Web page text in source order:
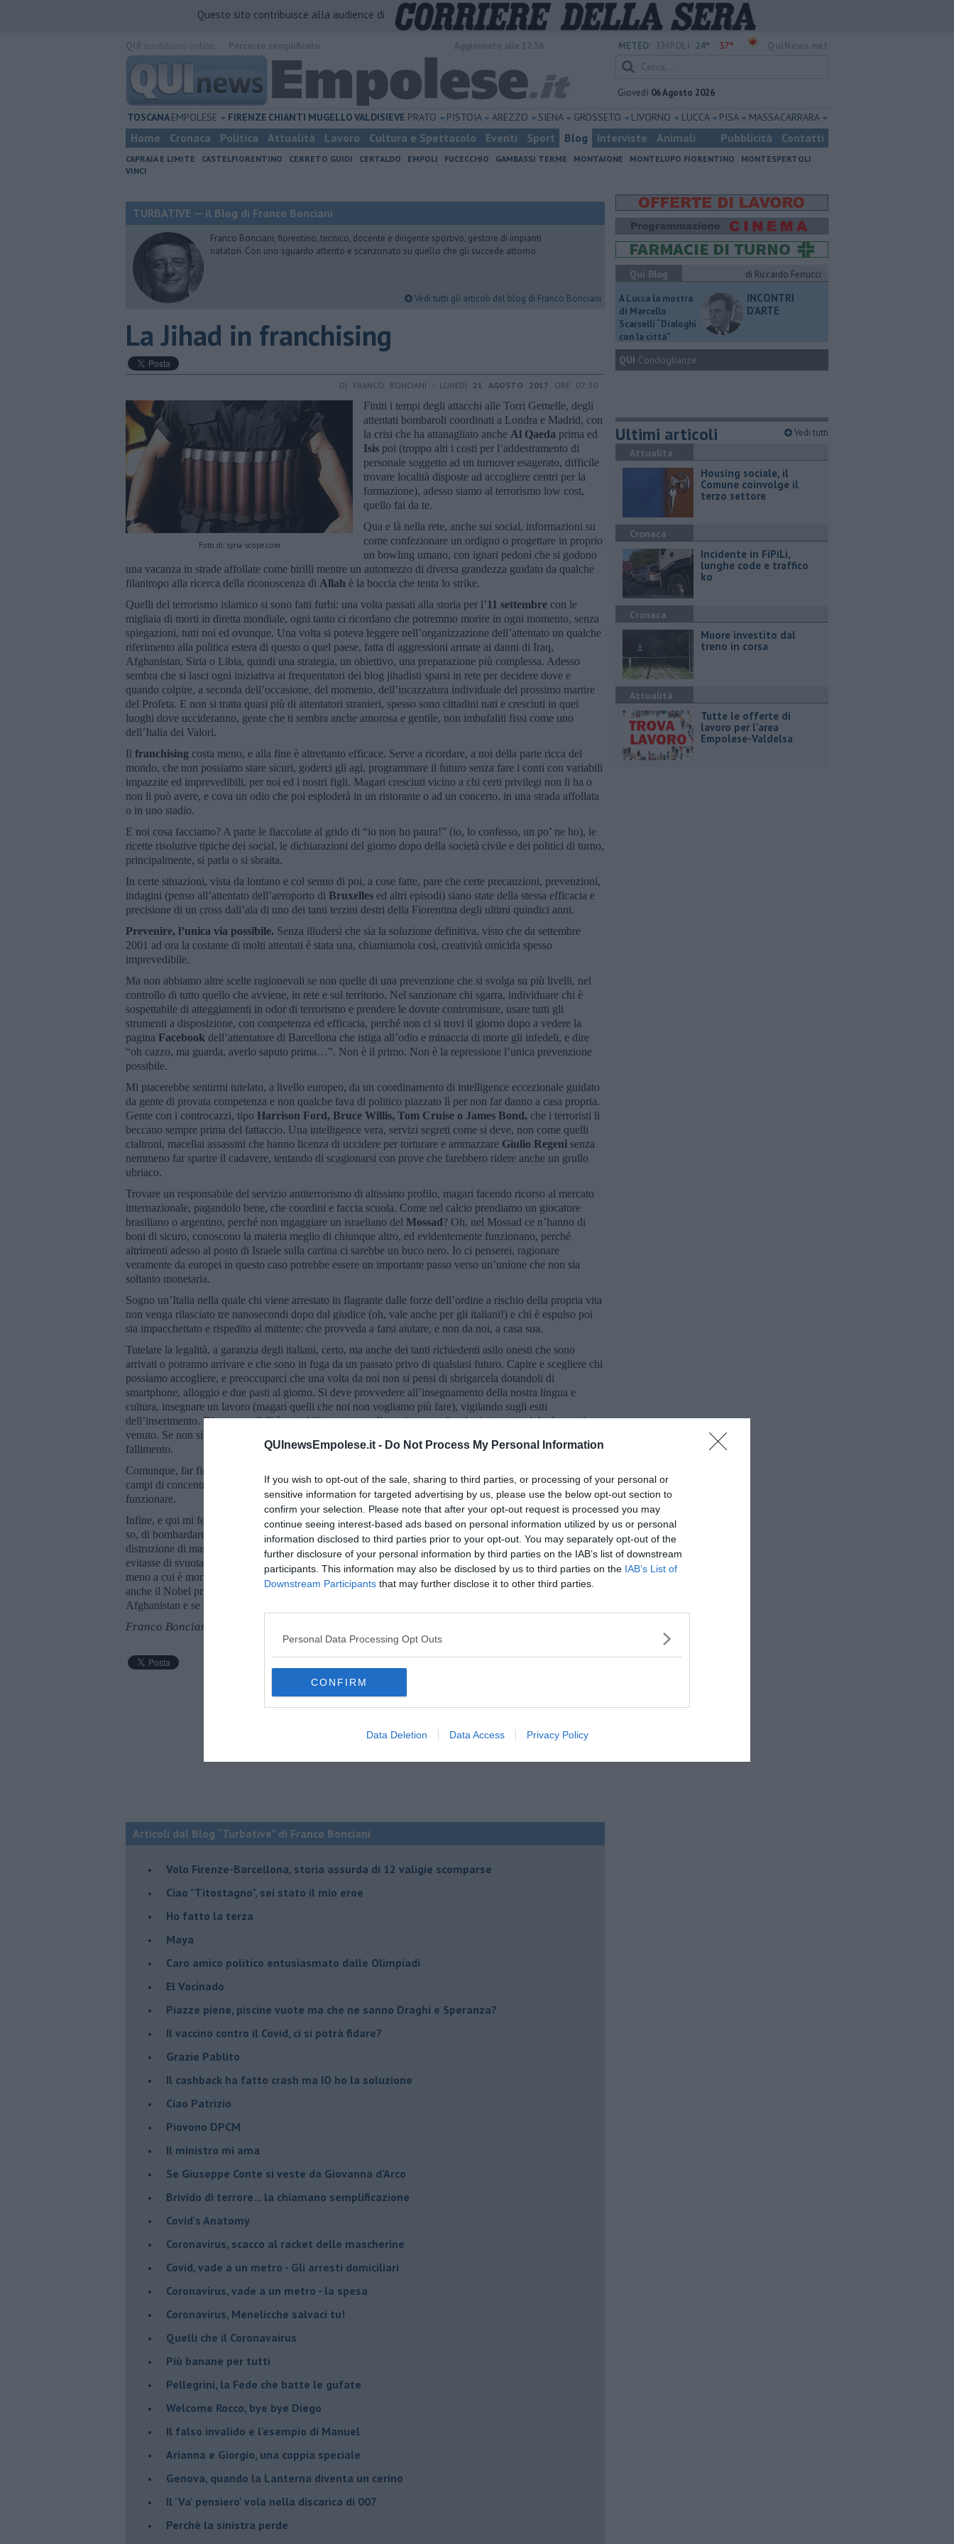
QUInewsEmpolese.it - Do Not Process My Personal Information
If you wish to opt-out of the sale, sharing to third parties, or processing of your personal or
sensitive information for targeted advertising by us, please use the below opt-out section to
confirm your selection. Please note that after your opt-out request is processed you may
continue seeing interest-based ads based on personal information utilized by us or personal
information disclosed to third parties prior to your opt-out. You may separately opt-out of the
further disclosure of your personal information by third parties on the IAB’s list of downstream
participants. This information may also be disclosed by us to third parties on the IAB’s List of
Downstream Participants that may further disclose it to other third parties.
Personal Data Processing Opt Outs
CONFIRM
Data Deletion Data Access Privacy Policy
Questo sito contribuisce alla audience di
METEO: 24° 37°
Giovedì 06 Agosto 2026
TOSCANAEMPOLESE FIRENZE CHIANTI MUGELLOVALDISIEVE PRATO PISTOIA AREZZO SIENA GROSSETO LIVORNO LUCCA PISA MASSA CARRARA
Home Cronaca Politica Attualità Lavoro Cultura e Spettacolo Eventi Sport Blog Interviste Animali Pubblicità Contatti
CAPRAIA E LIMITE CASTELFIORENTINO CERRETO GUIDI CERTALDO EMPOLI FUCECCHIO GAMBASSI TERME MONTAIONE MONTELUPO FIORENTINO
MONTESPERTOLI
VINCI
TURBATIVE — il Blog di Franco Bonciani
Franco Bonciani, fiorentino, tecnico, docente e dirigente sportivo, gestore di impianti
natatori. Con uno sguardo attento e scanzonato su quello che gli succede attorno
Vedi tutti gli articoli del blog di Franco Bonciani
​La Jihad in franchising
DI FRANCO BONCIANI - LUNEDÌ 21 AGOSTO 2017 ORE 07:30
Foto di: syria-scope.com
Finiti i tempi degli attacchi alle Torri Gemelle, degli
attentati bombaroli coordinati a Londra e Madrid, con
la crisi che ha attanagliato anche Al Qaeda prima ed
Isis poi (troppo alti i costi per l’addestramento di
personale soggetto ad un turnover esagerato, difficile
trovare località disposte ad accogliere centri per la
formazione), adesso siamo al terrorismo low cost,
quello fai da te.
Qua e là nella rete, anche sui social, informazioni su
come confezionare un ordigno o progettare in proprio
un bowling umano, con ignari pedoni che si godono
una vacanza in strade affollate come birilli mentre un automezzo di diversa grandezza guidato da qualche
filantropo alla ricerca della riconoscenza di Allah è la boccia che tenta lo strike.
Quelli del terrorismo islamico si sono fatti furbi: una volta passati alla storia per l’11 settembre con le
migliaia di morti in diretta mondiale, ogni tanto ci ricordano che potremmo morire in ogni momento, senza
spiegazioni, tutti noi ed ovunque. Una volta si poteva leggere nell’organizzazione dell’attentato un qualche
riferimento alla politica estera di questo o quel paese, fatta di aggressioni armate ai danni di Iraq,
Afghanistan, Siria o Libia, quindi una strategia, un obiettivo, una preparazione più complessa. Adesso
sembra che si lasci ogni iniziativa ai frequentatori dei blog jihadisti sparsi in rete per decidere dove e
quando colpire, a seconda dell’occasione, del momento, dell’incazzatura individuale del prossimo martire
del Profeta. E non si tratta quasi più di attentatori stranieri, spesso sono cittadini nati e cresciuti in quei
luoghi dove uccideranno, gente che ti sembra anche amorosa e gentile, non imbufaliti fissi come uno
dell’Italia dei Valori.
Il franchising costa meno, e alla fine è altrettanto efficace. Serve a ricordare, a noi della parte ricca del
mondo, che non possiamo stare sicuri, goderci gli agi, programmare il futuro senza fare i conti con variabili
impazzite ed imprevedibili, per noi ed i nostri figli. Magari cresciuti vicino a chi certi privilegi non li ha o
non li può avere, e cova un odio che poi esploderà in un ristorante o ad un concerto, in una strada affollata
o in uno stadio.
E noi cosa facciamo? A parte le fiaccolate al grido di “io non ho paura!” (io, lo confesso, un po’ ne ho), le
ricette risolutive tipiche dei social, le dichiarazioni del giorno dopo della società civile e dei politici di turno,
principalmente, si parla o si sbraita.
In certe situazioni, vista da lontano e col senno di poi, a cose fatte, pare che certe precauzioni, prevenzioni,
indagini (penso all’attentato dell’aeroporto di Bruxelles ed altri episodi) siano state della stessa efficacia e
precisione di un cross dall’ala di uno dei tanti terzini destri della Fiorentina degli ultimi quindici anni.
Prevenire, l’unica via possibile. Senza illudersi che sia la soluzione definitiva, visto che da settembre
2001 ad ora la costante di molti attentati è stata una, chiamiamola così, creatività omicida spesso
imprevedibile.
Ma non abbiamo altre scelte ragionevoli se non quelle di una prevenzione che si svolga su più livelli, nel
controllo di tutto quello che avviene, in rete e sul territorio. Nel sanzionare chi sgarra, individuare chi è
sospettabile di atteggiamenti in odor di terrorismo e prendere le dovute contromisure, usare tutti gli
strumenti a disposizione, con competenza ed efficacia, perché non ci si trovi il giorno dopo a vedere la
pagina Facebook dell’attentatore di Barcellona che istiga all’odio e minaccia di morte gli infedeli, e dire
“oh cazzo, ma guarda, averlo saputo prima…”. Non è il primo. Non è la repressione l’unica prevenzione
possibile.
Mi piacerebbe sentirmi tutelato, a livello europeo, da un coordinamento di intelligence eccezionale guidato
da gente di provata competenza e non qualche fava di politico piazzato lì per non far danno a casa propria.
Gente con i controcazzi, tipo Harrison Ford, Bruce Willis, Tom Cruise o James Bond, che i terroristi li
beccano sempre prima del fattaccio. Una intelligence vera, servizi segreti come si deve, non come quelli
cialtroni, macellai assassini che hanno licenza di uccidere per torturare e ammazzare Giulio Regeni senza
nemmeno far sparire il cadavere, tentando di scagionarsi con prove che farebbero ridere anche un grullo
ubriaco.
Trovare un responsabile del servizio antiterrorismo di altissimo profilo, magari facendo ricorso al mercato
internazionale, pagandolo bene, che coordini e faccia scuola. Come nel calcio prendiamo un giocatore
brasiliano o argentino, perché non ingaggiare un israeliano del Mossad? Oh, nel Mossad ce n’hanno di
boni di sicuro, conoscono la materia meglio di chiunque altro, ed evidentemente funzionano, perché
altrimenti adesso al posto di Israele sulla cartina ci sarebbe un buco nero. Io ci penserei, ragionare
veramente da europei in questo caso potrebbe essere un importante passo verso un’unione che non sia
soltanto monetaria.
Sogno un’Italia nella quale chi viene arrestato in flagrante dalle forze dell’ordine a rischio della propria vita
non venga rilasciato tre nanosecondi dopo dal giudice (oh, vale anche per gli italiani!) e chi è espulso poi
sia impacchettato e rispedito al mittente: che provveda a farsi aiutare, e non da noi, a casa sua.
Tutelare la legalità, a garanzia degli italiani, certo, ma anche dei tanti richiedenti asilo onesti che sono
arrivati o potranno arrivare e che sono in fuga da un passato privo di qualsiasi futuro. Capire e scegliere chi
possiamo accogliere, e preoccuparci che una volta da noi non si pensi di sbrigarcela dotandoli di
smartphone, alloggio e due pasti al giorno. Si deve provvedere all’insegnamento della nostra lingua e
cultura, insegnare un lavoro (magari quelli che noi non vogliamo più fare), vigilando sugli esiti
dell’inserimento. Diamo possibilità, e stabiliamo provvedimenti: se non funzioni, te ne torni da dove sei
venuto. Se non si controlla quello che facciamo o facciamo fare, sempre ed ovunque, siamo destinati al
fallimento.
Comunque, far finta di non vedere voltandosi da un’altra parte, come accade in questi giorni con certi
campi di concentramento in
Libia, secondo la logica “occhio non vede, cuore non duole”, non può
funzionare.
Infine, e qui mi fermo, un’altra forma di prevenzione, che credo sia alla base di tutto: se si smettesse, che
so, di bombardare tutto quello che si muove nella parte povera del mondo con la scusa delle armi di
distruzione di massa, del regime antidemocratico, della pericolosità di qualche disperato a casa sua, se si
evitasse di svuotare gli arsenali al solo scopo di riempirli nuovamente, beh, forse avremmo qualcuno in
meno a cui è morto un parente o un amico da vendicare con un car bowling. Certo che finché
Trump
anche il Nobel prima di lui non è che fosse da meno…) continua a provare l’ordigno da fine del mondo in
Afghanistan e se ne vanta, beh, c’è poco da stare sereni.
Franco Bonciani
Articoli dal Blog “Turbative” di Franco Bonciani
Volo Firenze-Barcellona, storia assurda di 12 valigie scomparse
Ciao "Titostagno", sei stato il mio eroe
Ho fatto la terza
Maya
Caro amico politico entusiasmato dalle Olimpiadi
El Vacinado
Piazze piene, piscine vuote ma che ne sanno Draghi e Speranza?
​Il vaccino contro il Covid, ci si potrà fidare?
Grazie Pablito
Il cashback ha fatto crash ma IO ho la soluzione
Ciao Patrizio
Piovono DPCM
Il ministro mi ama
Se Giuseppe Conte si veste da Giovanna d'Arco
Brivido di terrore... la chiamano semplificazione
Covid's Anatomy
Coronavirus, scacco al racket delle mascherine
Covid, vade a un metro - Gli arresti domiciliari
Coronavirus, vade a un metro - la spesa
Coronavirus, Menelicche salvaci tu!
Quelli che il Coronavairus
Più banane per tutti
Pellegrini, la Fede che batte le gufate
Welcome Rocco, bye bye Diego
Il falso invalido e l'esempio di Manuel
Arianna e Giorgio, una coppia speciale
Genova, quando la Lanterna diventa un cerino
Il 'Va' pensiero' vola nella discarica di 007
Perchè la sinistra perde
Qui Blog
di Riccardo Ferrucci
A Lucca la mostra
di Marcello
Scarselli “Dialoghi
con la città"
INCONTRI
D'ARTE
QUI Condoglianze
Ultimi articoli Vedi tutti
Attualità
​Housing sociale, il
Comune coinvolge il
terzo settore
Cronaca
Incidente in FiPiLi,
lunghe code e traffico
ko
Cronaca
Muore investito dal
treno in corsa
Attualità
​Tutte le offerte di
lavoro per l'area
Empolese-Valdelsa